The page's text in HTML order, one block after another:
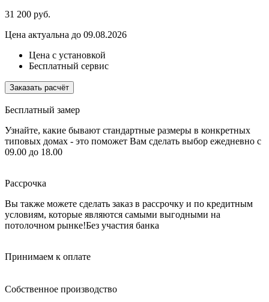
31 200 руб.
Цена актуальна до 09.08.2026
Цена с установкой
Бесплатный сервис
Заказать расчёт
Бесплатный замер
Узнайте, какие бывают стандартные размеры в конкретных
типовых домах - это поможет Вам сделать выбор ежедневно с
09.00 до 18.00
Рассрочка
Вы также можете сделать заказ в рассрочку и по кредитным
условиям, которые являются самыми выгодными на
потолочном рынке!Без участия банка
Принимаем к оплате
Собственное производство